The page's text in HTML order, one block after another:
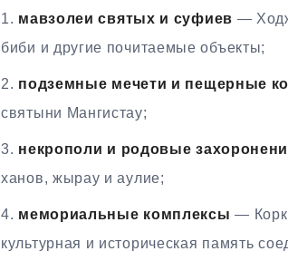
мавзолеи святых и суфиев —
биби и другие почитаемые объекты;
подземные мечети и пещерные
святыни Мангистау;
некрополи и родовые
ханов, жырау и аулие;
мемориальные комплексы —
культурная и историческая память